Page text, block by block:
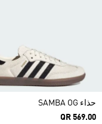
حذاء SAMBA OG
QR 569.00